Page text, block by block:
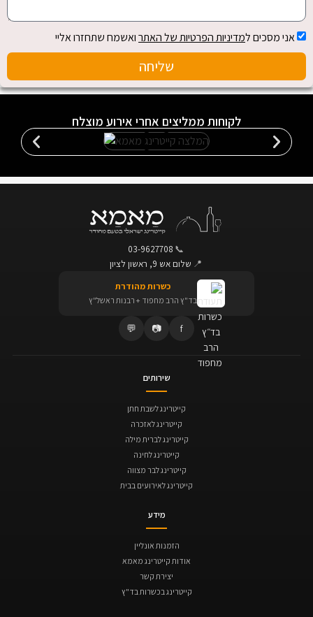
אני מסכים למדיניות הפרטיות של האתרואשמח שתחזרו אליי
שליחה
לקוחות ממליצים אחרי אירוע מוצלח
📞
03-9627708
📍 שלום אש 9, ראשון לציון
כשרות מהודרת
בד"ץ הרב מחפוד + רבנות ראשל"ץ
f
📷
💬
שירותים
קייטרינג לשבת חתן
קייטרינג לאזכרה
קייטרינג לברית מילה
קייטרינג לחינה
קייטרינג לבר מצווה
קייטרינג לאירועים בבית
מידע
הזמנות אונליין
אודות קייטרינג מאמא
יצירת קשר
קייטרינג בכשרות בד"ץ